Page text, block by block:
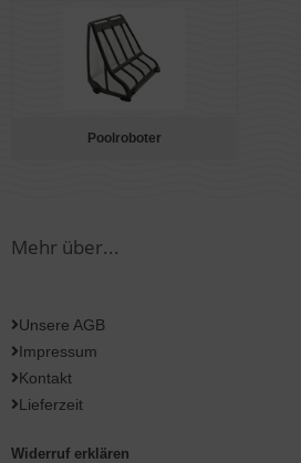
Poolroboter
Mehr über...
Unsere AGB
Impressum
Kontakt
Lieferzeit
Widerruf erklären